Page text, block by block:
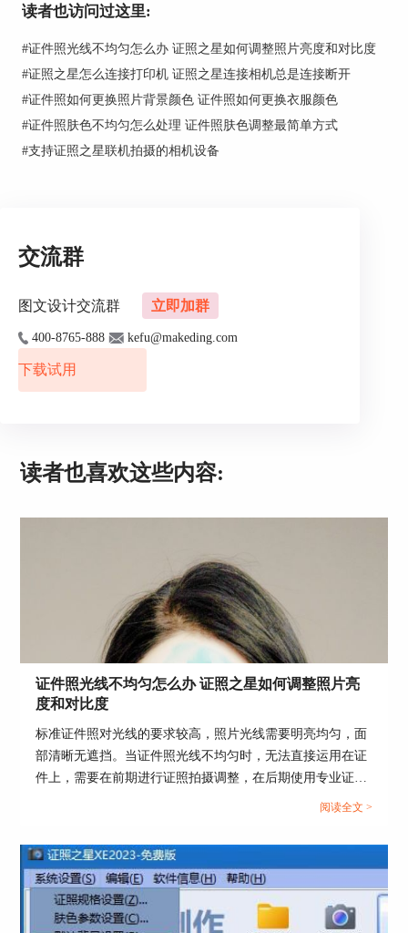
图2：自动色彩修正
完成了自动色彩修正后，可以发现，照片变得有点
朦胧，而且人物的皮肤也显得过于明亮，因此，还
图3：图像增强
如图4所示，为了减少人物皮肤的惨白感、增强皮
肤的真实感，可以适当地提高照片的饱和度，并同
肤质感变得更加真实了。
读者也访问过这里:
#证件照光线不均匀怎么办 证照之星如何调整照片亮度和对比度
#证照之星怎么连接打印机 证照之星连接相机总是连接断开
#证件照如何更换照片背景颜色 证件照如何更换衣服颜色
#证件照肤色不均匀怎么处理 证件照肤色调整最简单方式
#支持证照之星联机拍摄的相机设备
交流群
图文设计交流群 立即加群
400-8765-888 kefu@makeding.com
下载试用
读者也喜欢这些内容:
证件照光线不均匀怎么办 证照之星如何调整照片亮
度和对比度
标准证件照对光线的要求较高，照片光线需要明亮均匀，面
部清晰无遮挡。当证件照光线不均匀时，无法直接运用在证
件上，需要在前期进行证照拍摄调整，在后期使用专业证件
照软件进行光线细节调整。这篇文章就告诉大家证件照光线
阅读全文 >